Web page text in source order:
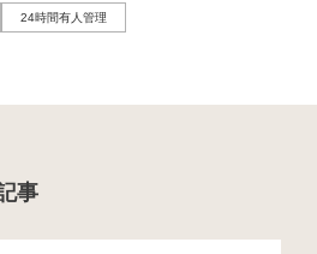
24時間有人管理
事